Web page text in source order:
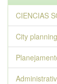
CIENCIAS
City planning